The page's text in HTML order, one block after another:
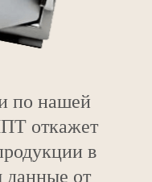
по нашей
откажет
в